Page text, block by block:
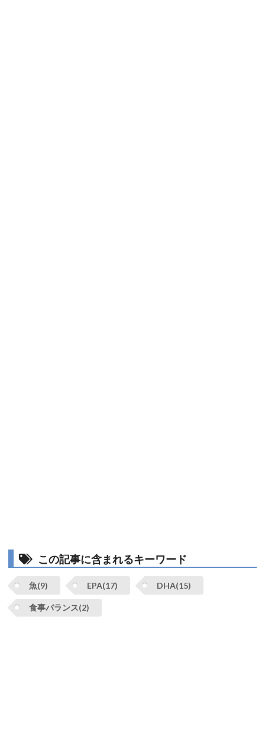
この記事に含まれるキーワード
魚(9) EPA(17) DHA(15)
食事バランス(2)